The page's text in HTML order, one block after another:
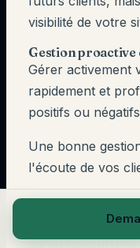
visibilité de votre
Gestion proactive
Gérer activement
rapidement et
positifs ou
Une bonne
l'écoute de vos
Cela renforce la
encourager les
qu'un concurrent.